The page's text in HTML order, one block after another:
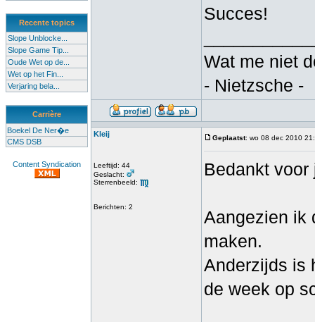
Recente topics
Slope Unblocke...
Slope Game Tip...
Oude Wet op de...
Wet op het Fin...
Verjaring bela...
Carrière
Boekel De Ner�e
CMS DSB
Content Syndication
Succes!
Wat me niet
- Nietzsche -
Kleij
Leeftijd: 44
Geslacht:
Sterrenbeeld:
Berichten: 2
Geplaatst: wo 08 dec 2010
Bedankt voor
Aangezien ik
maken.
Anderzijds is
de week op